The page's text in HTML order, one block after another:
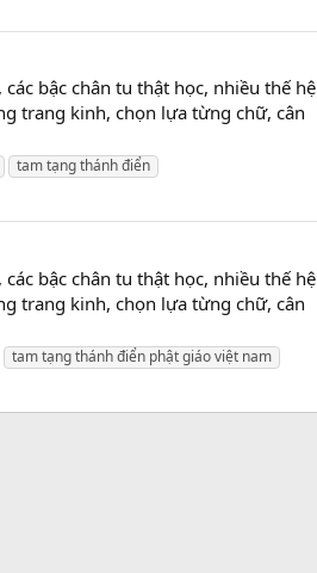
bậc chân tu thật học, nhiều thế hệ
trang kinh, chọn lựa từng chữ, cân
tam tạng thánh điển
bậc chân tu thật học, nhiều thế hệ
trang kinh, chọn lựa từng chữ, cân
tam tạng thánh điển phật giáo việt nam